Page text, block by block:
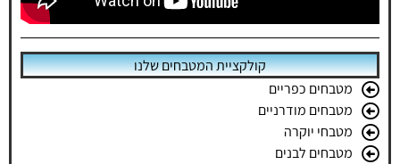
קולקציית המטבחים שלנו
מטבחים כפריים
מטבחים מודרניים
מטבחי יוקרה
מטבחים לבנים